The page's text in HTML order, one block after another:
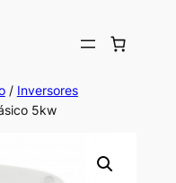
/ Inversores
5kw